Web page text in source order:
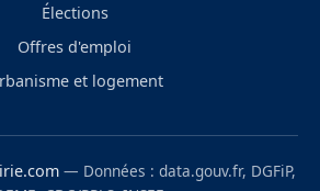
Élections
Offres d'emploi
et logement
— Données : data.gouv.fr, DGFiP,